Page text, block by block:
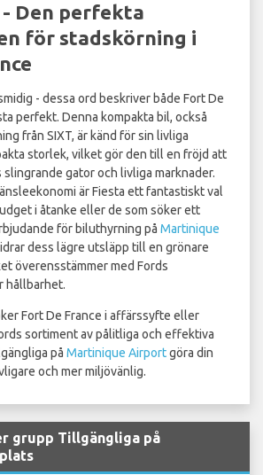
- Den perfekta
för stadskörning i
- dessa ord beskriver både Fort De
perfekt. Denna kompakta bil, också
från SIXT, är känd för sin livliga
storlek, vilket gör den till en fröjd att
slingrande gator och livliga marknader.
är Fiesta ett fantastiskt val
i åtanke eller de som söker ett
för biluthyrning på Martinique
dess lägre utsläpp till en grönare
överensstämmer med Fords
hållbarhet.
Fort De France i affärssyfte eller
sortiment av pålitliga och effektiva
på Martinique Airportgöra din
och mer miljövänlig.
grupp Tillgängliga på